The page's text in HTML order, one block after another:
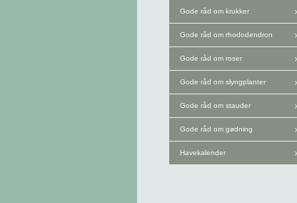
Gode råd om krukker
Gode råd om rhododendron
Gode råd om roser
Gode råd om slyngplanter
Gode råd om stauder
Gode råd om gødning
Havekalender